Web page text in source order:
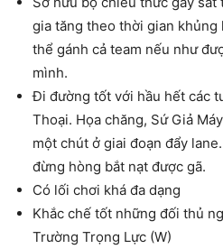
gia tăng theo thời gian khủng
thể gánh cả team nếu như
mình.
Đi đường tốt với hầu hết các
Thoại. Họa chăng, Sứ Giả
một chút ở giai đoạn đẩy
đừng hòng bắt nạt được gã.
Có lối chơi khá đa dạng
Khắc chế tốt những đối thủ
Trường Trọng Lực (W)